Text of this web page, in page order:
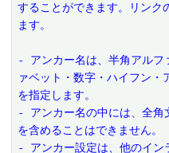
することができます。リンク
ます。
- アンカー名は、半角アルフ
ァベット・数字・ハイフン・
を指定します。
- アンカー名の中には、全角
を含めることはできません。
- アンカー設定は、他のイン